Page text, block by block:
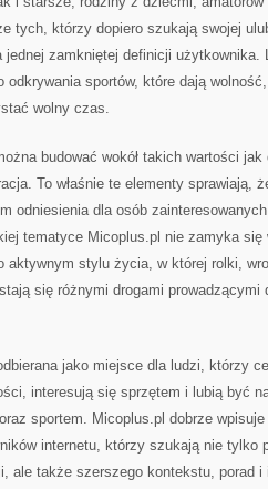
tych, którzy dopiero szukają swojej
zamkniętej definicji użytkownika.
odkrywania sportów, które dają
wolny czas.
budować wokół takich wartości
To właśnie te elementy sprawiają,
odniesienia dla osób
tematyce Micoplus.pl nie zamyka się
aktywnym stylu życia, w której rolki,
się różnymi drogami prowadzącymi
jako miejsce dla ludzi, którzy
interesują się sprzętem i lubią być
sportem. Micoplus.pl dobrze
internetu, którzy szukają nie tylko
ale także szerszego kontekstu, porad i